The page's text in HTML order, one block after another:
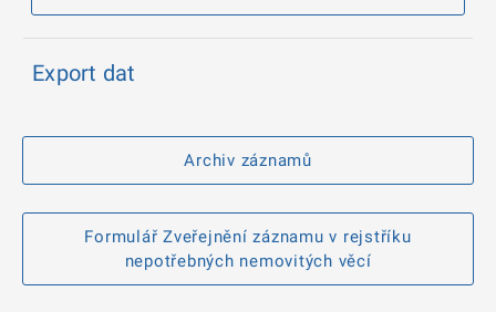
Export dat
Archiv záznamů
Formulář Zveřejnění záznamu v rejstříku
nepotřebných nemovitých věcí